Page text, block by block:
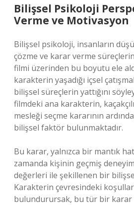
Bilişsel Psikoloji
Verme ve Motivasyon
Bilişsel psikoloji, insanların
çözme ve karar verme
filmi üzerinden bu boyutu ele
karakterin yaşadığı içsel
bilişsel süreçlerin yattığını
filmdeki ana karakterin,
mesleği seçme kararının
bilişsel faktör bulunmaktadır.
Bu karar, yalnızca bir mantık
zamanda kişinin geçmiş
değerleri ile şekillenen bir
Karakterin çevresindeki
bulundurursak, bu tür bir karar